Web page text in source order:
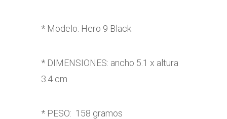
* Modelo: Hero 9 Black
* DIMENSIONES: ancho 5.1 x altura
3.4 cm
* PESO: 158 gramos